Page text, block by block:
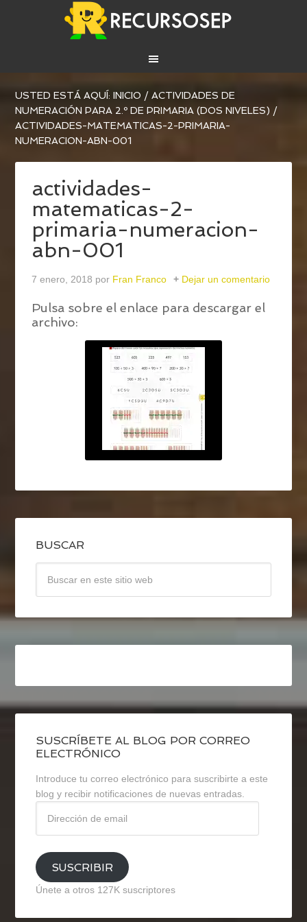
USTED ESTÁ AQUÍ:INICIO / ACTIVIDADES DE
NUMERACIÓN PARA 2.º DE PRIMARIA (DOS NIVELES) /
ACTIVIDADES-MATEMATICAS-2-PRIMARIA-
NUMERACION-ABN-001
actividades-
matematicas-2-
primaria-numeracion-
abn-001
7 enero, 2018 por Fran Franco Dejar un comentario
Pulsa sobre el enlace para descargar el
archivo:
BUSCAR
SUSCRÍBETE AL BLOG POR CORREO
ELECTRÓNICO
Introduce tu correo electrónico para suscribirte a este
blog y recibir notificaciones de nuevas entradas.
email
SUSCRIBIR
Únete a otros 127K suscriptores